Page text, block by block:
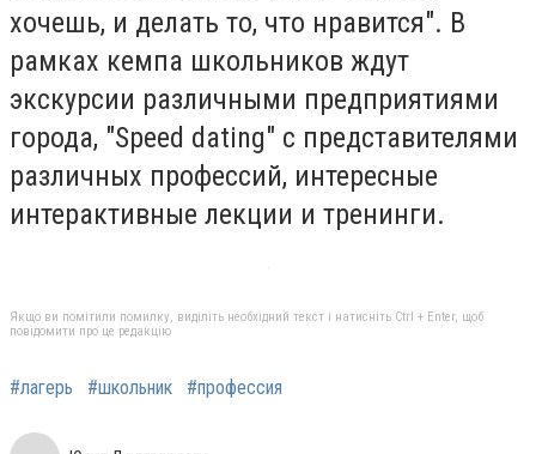
хочешь, и делать то, что нравится". В
рамках кемпа школьников ждут
экскурсии различными предприятиями
города, "Speed ​​dating" с представителями
различных профессий, интересные
интерактивные лекции и тренинги.
Якщо ви помітили помилку, виділіть необхідний текст і натисніть Ctrl + Enter, щоб
повідомити про це редакцію
#лагерь #школьник #профессия